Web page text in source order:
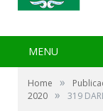
MENU
Home »
2020 » 319